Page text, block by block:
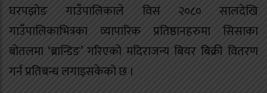
घरपझोङ गाउँपालिकाले विसं २०८० सालदेखि
गाउँपालिकाभित्रका व्यापारिक प्रतिष्ठानहरुमा सिसाका
बोतलमा ‘ब्रान्डिङ’ गरिएको मदिराजन्य बियर बिक्री वितरण
गर्न प्रतिबन्ध लगाइसकेको छ ।